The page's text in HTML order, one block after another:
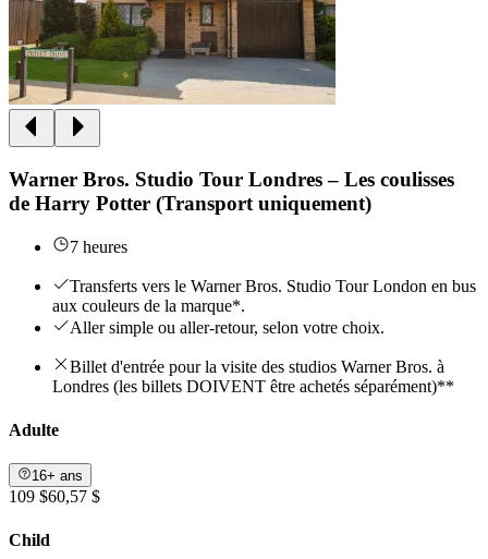
Warner Bros. Studio Tour Londres – Les coulisses
de Harry Potter (Transport uniquement)
7 heures
Transferts vers le Warner Bros. Studio Tour London en bus
aux couleurs de la marque*.
Aller simple ou aller-retour, selon votre choix.
Billet d'entrée pour la visite des studios Warner Bros. à
Londres (les billets DOIVENT être achetés séparément)**
Adulte
16+ ans
109 $60,57 $
Child